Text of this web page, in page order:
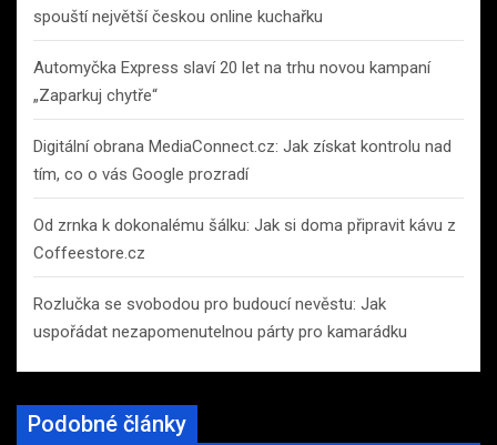
spouští největší českou online kuchařku
Automyčka Express slaví 20 let na trhu novou kampaní
„Zaparkuj chytře“
Digitální obrana MediaConnect.cz: Jak získat kontrolu nad
tím, co o vás Google prozradí
Od zrnka k dokonalému šálku: Jak si doma připravit kávu z
Coffeestore.cz
Rozlučka se svobodou pro budoucí nevěstu: Jak
uspořádat nezapomenutelnou párty pro kamarádku
Podobné články